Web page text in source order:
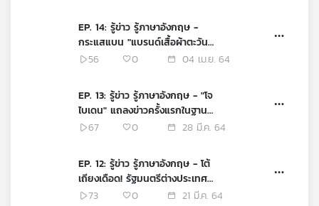
EP. 14: รู้ข่าว รู้ภาษาอังกฤษ -
กระแสแบน "แบรนด์เสื้อผ้าตะวัน
ตก" ในจีน หลังประกาศไม่ใช้ฝ้ายซิ
56 0 04 เม.ย. 64
EP. 13: รู้ข่าว รู้ภาษาอังกฤษ - "โจ
ไบเดน" แถลงข่าวครั้งแรกในฐานะ
ประธานาธิบดีสหรัฐฯ
67 0 28 มี.ค. 64
EP. 12: รู้ข่าว รู้ภาษาอังกฤษ - โต้
เถียงเดือด! รัฐมนตรีต่างประเทศ
สหรัฐฯ - จีน พบกันครั้งแรกที่
73 0 21 มี.ค. 64